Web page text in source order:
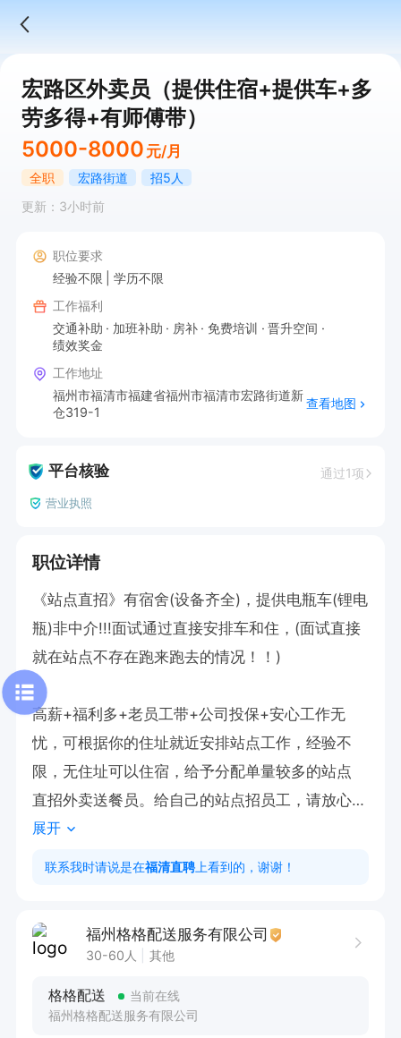
宏路区外卖员（提供住宿+提供车+多
劳多得+有师傅带）
5000-8000 元/月
全职 宏路街道
招5人
更新：3小时前
职位要求
经验不限
学历不限
工作福利
交通补助
加班补助 房补 免费培训
晋升空间
绩效奖金
工作地址
福州市福清市福建省福州市福清市宏路街道新
仓319-1
查看地图
平台核验 通过1项
营业执照
职位详情
《站点直招》有宿舍(设备齐全)，提供电瓶车(锂电
瓶)非中介!!!面试通过直接安排车和住，(面试直接
就在站点不存在跑来跑去的情况！！)
高薪+福利多+老员工带+公司投保+安心工作无
忧，可根据你的住址就近安排站点工作，经验不
限，无住址可以住宿，给予分配单量较多的站点
直招外卖送餐员。给自己的站点招员工，请放心，
无任何费用，直接去站点面试
公司系统派单！不用抢单！！只要你想赚钱，只要
航！！！
支付宝或者银行卡(可预支工资)
展开
联系我时请说是在福清直聘 上看到的，谢谢！
福州格格配送服务有限公司
30-60人 其他
格格配送
当前在线
福州格格配送服务有限公司